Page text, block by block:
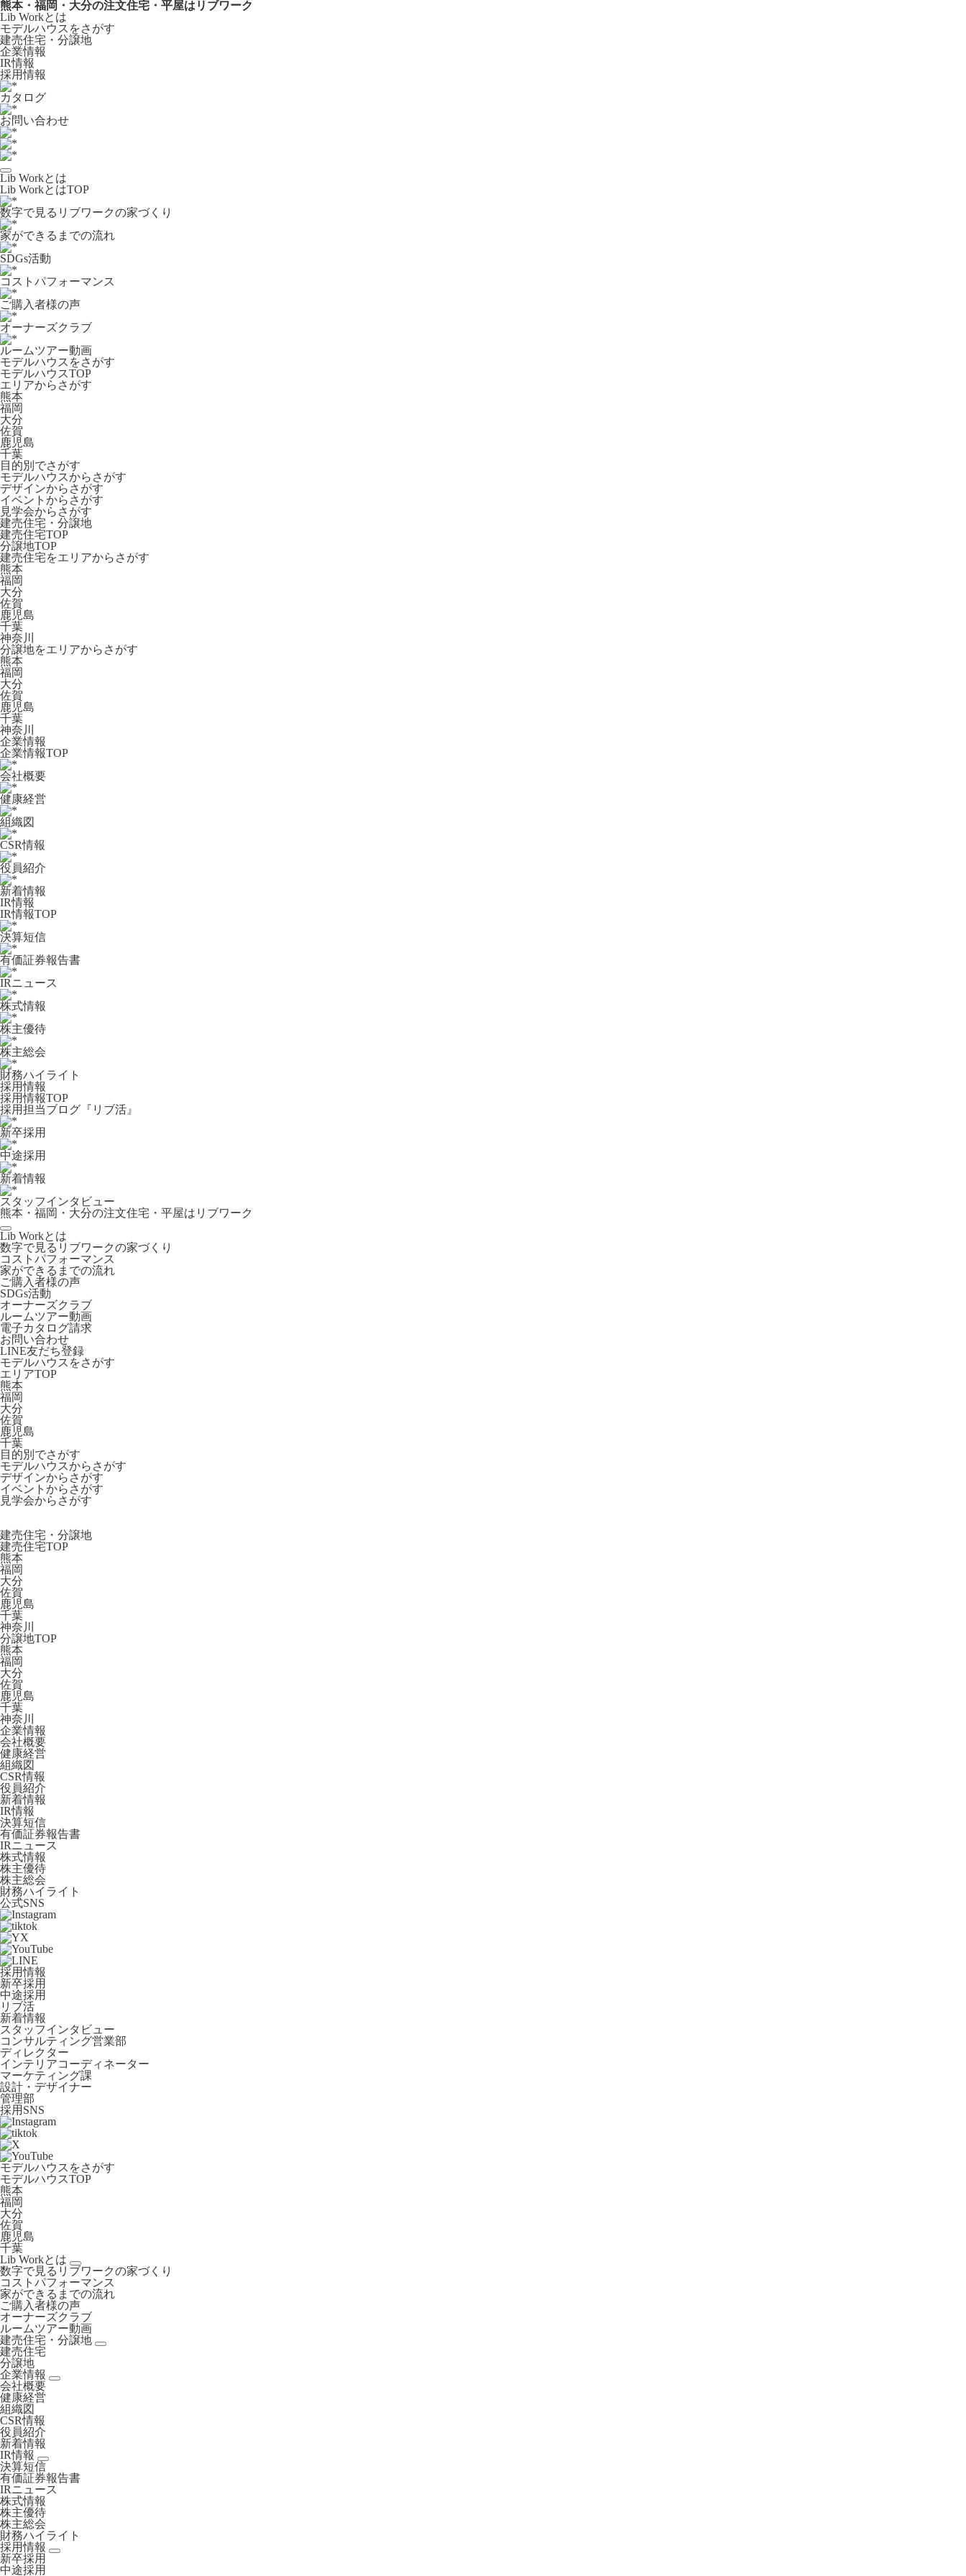
熊本・福岡・大分の注文住宅・平屋はリブワーク
Lib Workとは
モデルハウスをさがす
建売住宅・分譲地
企業情報
IR情報
採用情報
カタログ
お問い合わせ
Lib Workとは
Lib WorkとはTOP
数字で⾒るリブワークの家づくり
家ができるまでの流れ
SDGs活動
コストパフォーマンス
ご購入者様の声
オーナーズクラブ
ルームツアー動画
モデルハウスをさがす
モデルハウスTOP
エリアからさがす
熊本
福岡
大分
佐賀
鹿児島
千葉
目的別でさがす
モデルハウスからさがす
デザインからさがす
イベントからさがす
見学会からさがす
建売住宅・分譲地
建売住宅TOP
分譲地TOP
建売住宅をエリアからさがす
熊本
福岡
大分
佐賀
鹿児島
千葉
神奈川
分譲地をエリアからさがす
熊本
福岡
大分
佐賀
鹿児島
千葉
神奈川
企業情報
企業情報TOP
会社概要
健康経営
組織図
CSR情報
役員紹介
新着情報
IR情報
IR情報TOP
決算短信
有価証券報告書
IRニュース
株式情報
株主優待
株主総会
財務ハイライト
採用情報
採用情報TOP
採用担当ブログ『リブ活』
新卒採用
中途採用
新着情報
スタッフインタビュー
熊本・福岡・大分の注文住宅・平屋はリブワーク
Lib Workとは
数字で見るリブワークの家づくり
コストパフォーマンス
家ができるまでの流れ
ご購入者様の声
SDGs活動
オーナーズクラブ
ルームツアー動画
電子カタログ請求
お問い合わせ
LINE友だち登録
モデルハウスをさがす
エリアTOP
熊本
福岡
大分
佐賀
鹿児島
千葉
目的別でさがす
モデルハウスからさがす
デザインからさがす
イベントからさがす
見学会からさがす
建売住宅・分譲地
建売住宅TOP
熊本
福岡
大分
佐賀
鹿児島
千葉
神奈川
分譲地TOP
熊本
福岡
大分
佐賀
鹿児島
千葉
神奈川
企業情報
会社概要
健康経営
組織図
CSR情報
役員紹介
新着情報
IR情報
決算短信
有価証券報告書
IRニュース
株式情報
株主優待
株主総会
財務ハイライト
公式SNS
採用情報
新卒採用
中途採用
リブ活
新着情報
スタッフインタビュー
コンサルティング営業部
ディレクター
インテリアコーディネーター
マーケティング課
設計・デザイナー
管理部
採用SNS
モデルハウスをさがす
モデルハウスTOP
熊本
福岡
大分
佐賀
鹿児島
千葉
Lib Workとは
数字で見るリブワークの家づくり
コストパフォーマンス
家ができるまでの流れ
ご購入者様の声
オーナーズクラブ
ルームツアー動画
建売住宅・分譲地
建売住宅
分譲地
企業情報
会社概要
健康経営
組織図
CSR情報
役員紹介
新着情報
IR情報
決算短信
有価証券報告書
IRニュース
株式情報
株主優待
株主総会
財務ハイライト
採用情報
新卒採用
中途採用